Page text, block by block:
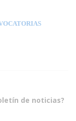
de noticias?